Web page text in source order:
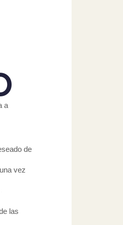
a
de
vez
las